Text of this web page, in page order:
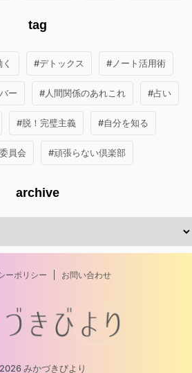
tag
#デトックス #ノート活用術
ー #人間関係のあれこれ #占い
#脱！完璧主義 #自分を知る
員会 #頑張らない倶楽部
archive
ーポリシー お問い合わせ
みかづきびより